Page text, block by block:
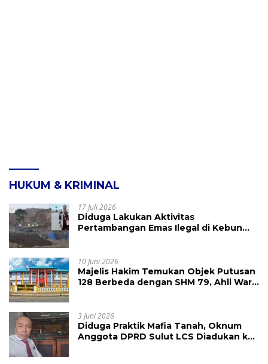
HUKUM & KRIMINAL
17 Juli 2026
Diduga Lakukan Aktivitas
Pertambangan Emas Ilegal di Kebun
10 Juni 2026
Majelis Hakim Temukan Objek Putusan
128 Berbeda dengan SHM 79, Ahli Waris
3 Juni 2026
Diduga Praktik Mafia Tanah, Oknum
Anggota DPRD Sulut LCS Diadukan ke